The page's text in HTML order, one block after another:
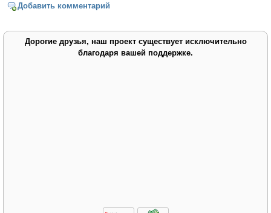
Добавить комментарий
Дорогие друзья, наш проект существует исключительно
благодаря вашей поддержке.